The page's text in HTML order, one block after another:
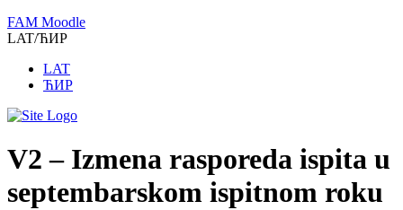
FAM Moodle
LAT/ЋИР
LAT
ЋИР
V2 – Izmena rasporeda ispita u
septembarskom ispitnom roku